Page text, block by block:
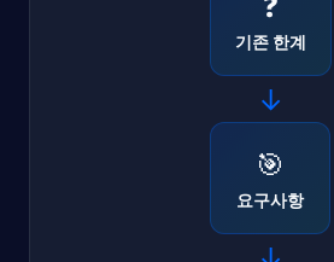
기존 한계
→
🎯
요구사항